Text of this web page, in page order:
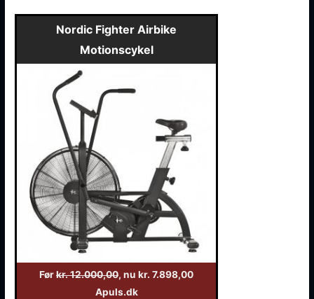
Nordic Fighter Airbike
Motionscykel
Førkr. 12.000,00, nu kr. 7.898,00
Apuls.dk